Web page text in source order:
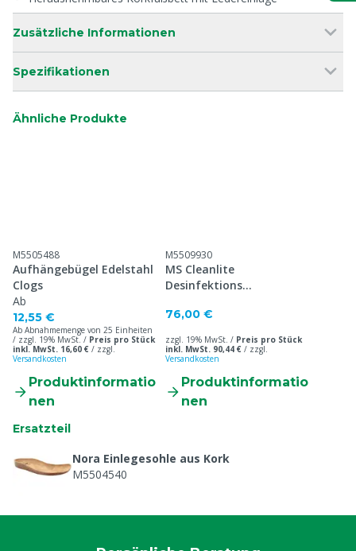
Zusätzliche Informationen
Spezifikationen
Ähnliche Produkte
M5505488
Aufhängebügel Edelstahl
Clogs
Ab
12,55 €
Ab Abnahmemenge von 25 Einheiten
/ zzgl. 19% MwSt. / Preis pro Stück
inkl. MwSt. 16,60 € / zzgl.
Versandkosten
Produktinformatio
nen
M5509930
MS Cleanlite
Desinfektions
76,00 €
zzgl. 19% MwSt. / Preis pro Stück
inkl. MwSt. 90,44 € / zzgl.
Versandkosten
Produktinformatio
nen
Ersatzteil
Nora Einlegesohle aus Kork
M5504540